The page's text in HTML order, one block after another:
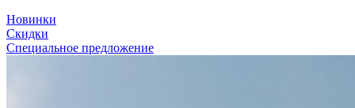
Новинки
Скидки
Специальное предложение